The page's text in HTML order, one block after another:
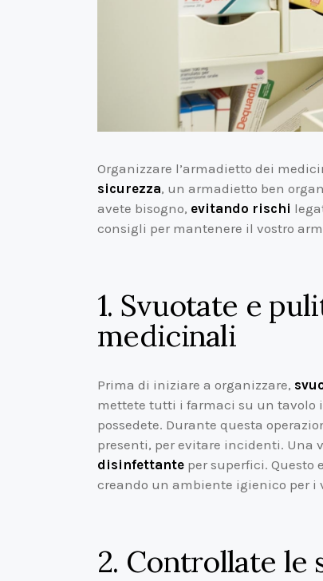
Organizzare l’armadietto dei
sicurezza, un armadietto ben
avete bisogno, evitando rischi
consigli per mantenere il vostro
1. Svuotate e
medicinali
Prima di iniziare a organizzare,
mettete tutti i farmaci su un tavolo
possedete. Durante questa
presenti, per evitare incidenti. Una
disinfettante per superfici.
creando un ambiente igienico per i
2. Controllate le